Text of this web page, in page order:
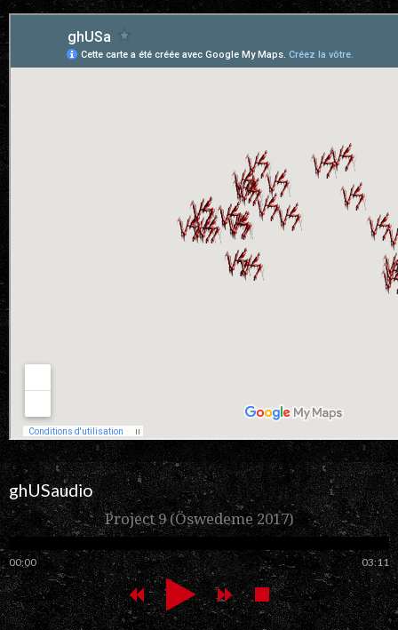
ghUSaudio
Project 9 (Öswedeme 2017)
00:00 03:11